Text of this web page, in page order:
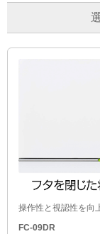
操作性と視認性を向
FC-09DR